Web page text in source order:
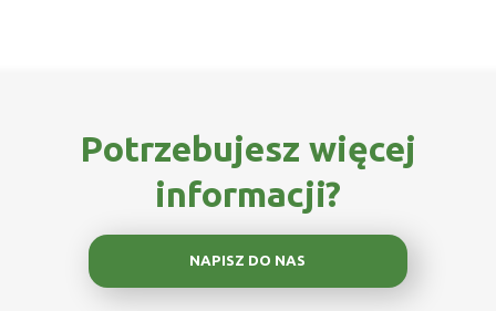
Potrzebujesz więcej
informacji?
NAPISZ DO NAS